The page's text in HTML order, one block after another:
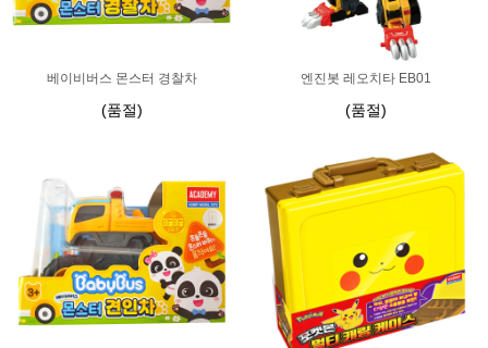
베이비버스 몬스터 경찰차
(품절)
엔진봇 레오치타 EB01
(품절)